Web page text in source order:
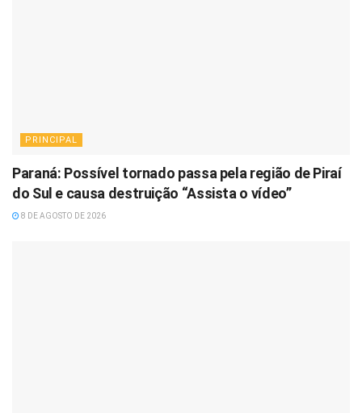
PRINCIPAL
Paraná: Possível tornado passa pela região de Piraí
do Sul e causa destruição “Assista o vídeo”
8 DE AGOSTO DE 2026